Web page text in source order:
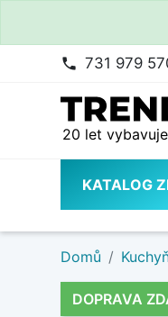
phone 731 979
20 let
KATALOG
Domů
DOPRAVA